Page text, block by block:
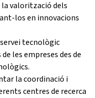
la valorització dels
los en innovacions
tecnològic
les empreses des de
la coordinació i
centres de recerca